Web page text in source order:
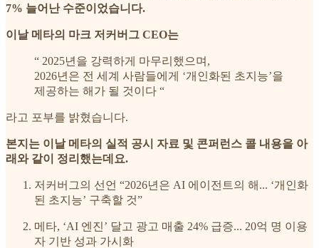
7% 늘어난 수준이었습니다.
이날 메타의 마크 저커버그 CEO는
“ 2025년을 강력하게 마무리했으며,
2026년은 전 세계 사람들에게 ‘개인화된 초지능’을
제공하는 해가 될 것이다 “
라고 포부를 밝혔습니다.
본지는 이날 메타의 실적 공시 자료 및 콘퍼런스 콜 내용을 아
래와 같이 정리했는데요.
저커버그의 선언 “2026년은 AI 에이전트의 해... ‘개인화
된 초지능’ 구축할 것”
메타, ‘AI 엔진’ 달고 광고 매출 24% 급증... 20억 명 이용
자 기반 성과 가시화